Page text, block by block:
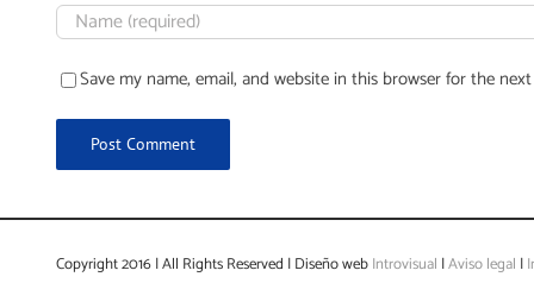
Save my name, email, and website in this browser for the
Copyright 2016 | All Rights Reserved | Diseño webIntrovisual |Aviso legal |